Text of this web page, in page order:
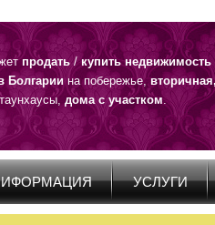
продать/купить недвижимость
Болгариина побережье,вторичная,
дома с участком.
ИФОРМАЦИЯ УСЛУГИ